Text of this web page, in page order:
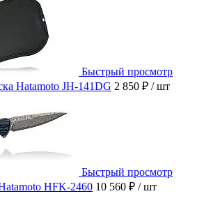
Быстрый просмотр
Hatamoto JH-141DG 2 850 ₽ / шт
Быстрый просмотр
HFK-2460 10 560 ₽ / шт